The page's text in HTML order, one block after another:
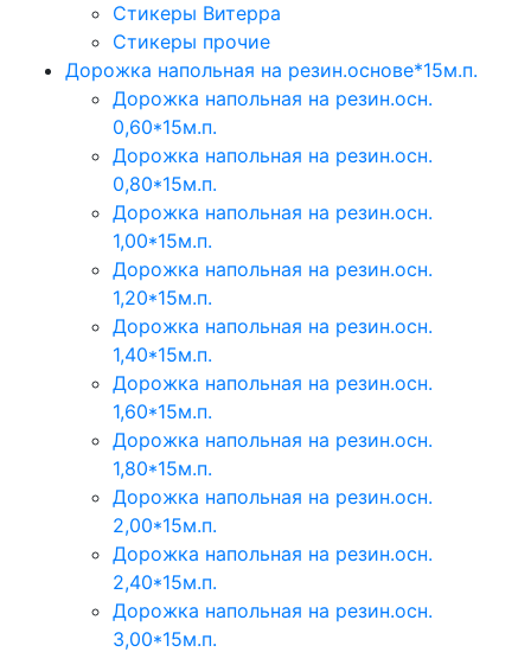
Стикеры Витерра
Стикеры прочие
Дорожка напольная на резин.основе*15м.п.
Дорожка напольная на резин.осн.
0,60*15м.п.
Дорожка напольная на резин.осн.
0,80*15м.п.
Дорожка напольная на резин.осн.
1,00*15м.п.
Дорожка напольная на резин.осн.
1,20*15м.п.
Дорожка напольная на резин.осн.
1,40*15м.п.
Дорожка напольная на резин.осн.
1,60*15м.п.
Дорожка напольная на резин.осн.
1,80*15м.п.
Дорожка напольная на резин.осн.
2,00*15м.п.
Дорожка напольная на резин.осн.
2,40*15м.п.
Дорожка напольная на резин.осн.
3,00*15м.п.